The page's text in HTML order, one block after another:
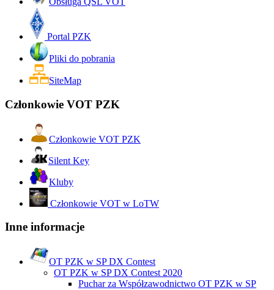
Portal PZK
Pliki do pobrania
SiteMap
Członkowie VOT PZK
Członkowie VOT PZK
Silent Key
Kluby
Członkowie VOT w LoTW
Inne informacje
OT PZK w SP DX Contest
OT PZK w SP DX Contest 2020
Puchar za Współzawodnictwo OT PZK w SP